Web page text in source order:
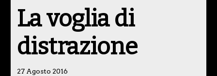
La voglia di
distrazione
27 Agosto 2016